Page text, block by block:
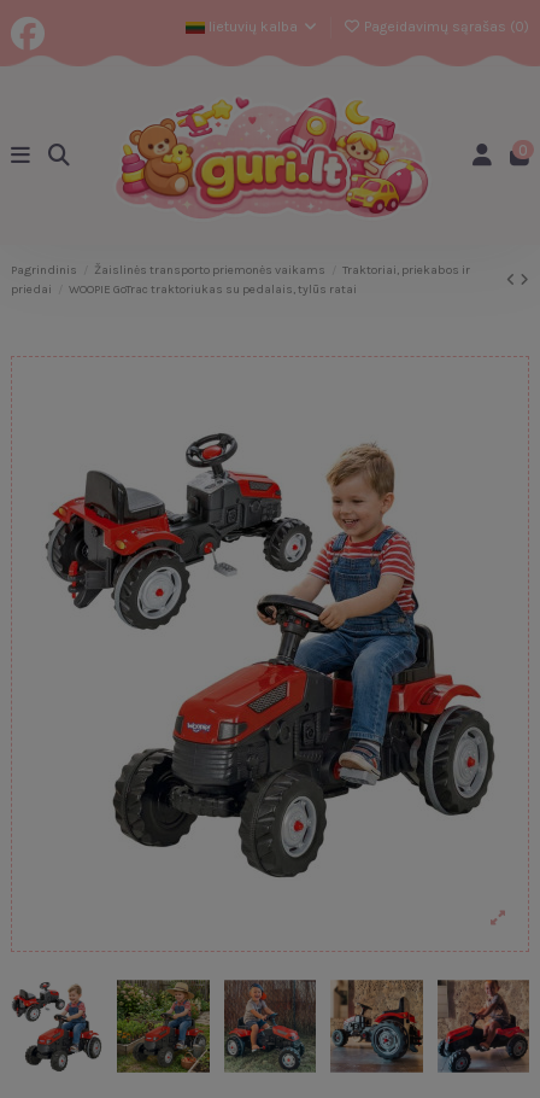
lietuvių kalba Pageidavimų sąrašas (0)
0
Pagrindinis Žaislinės transporto priemonės vaikams
Traktoriai, priekabos ir
priedai
WOOPIE GoTrac traktoriukas su pedalais, tylūs ratai